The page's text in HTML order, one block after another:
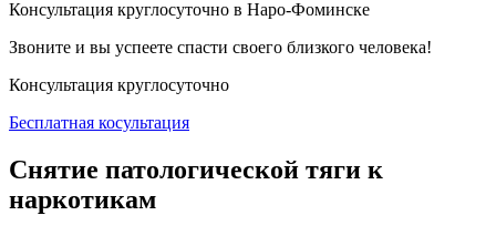
Консультация круглосуточно в Наро-Фоминске
Звоните и вы успеете спасти своего близкого человека!
Консультация круглосуточно
Бесплатная косультация
Снятие патологической тяги к
наркотикам